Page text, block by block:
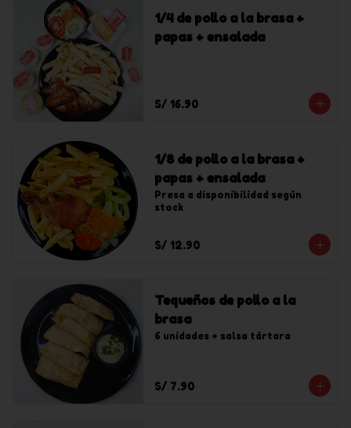
1/4 de pollo a la brasa +
papas + ensalada
S/ 16.90
1/8 de pollo a la brasa +
papas + ensalada
Presa a disponibilidad según
stock
S/ 12.90
Tequeños de pollo a la
brasa
6 unidades + salsa tártara
S/ 7.90